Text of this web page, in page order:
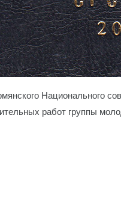
Национального
работ группы